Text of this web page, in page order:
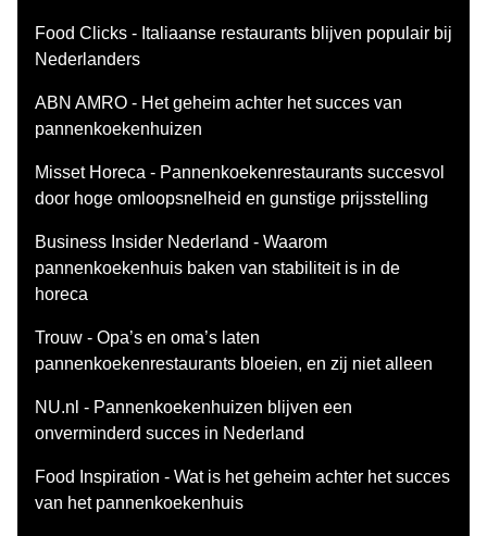
Food Clicks - Italiaanse restaurants blijven populair bij
Nederlanders
ABN AMRO - Het geheim achter het succes van
pannenkoekenhuizen
Misset Horeca - Pannenkoekenrestaurants succesvol
door hoge omloopsnelheid en gunstige prijsstelling
Business Insider Nederland - Waarom
pannenkoekenhuis baken van stabiliteit is in de
horeca
Trouw - Opa’s en oma’s laten
pannenkoekenrestaurants bloeien, en zij niet alleen
NU.nl - Pannenkoekenhuizen blijven een
onverminderd succes in Nederland
Food Inspiration - Wat is het geheim achter het succes
van het pannenkoekenhuis